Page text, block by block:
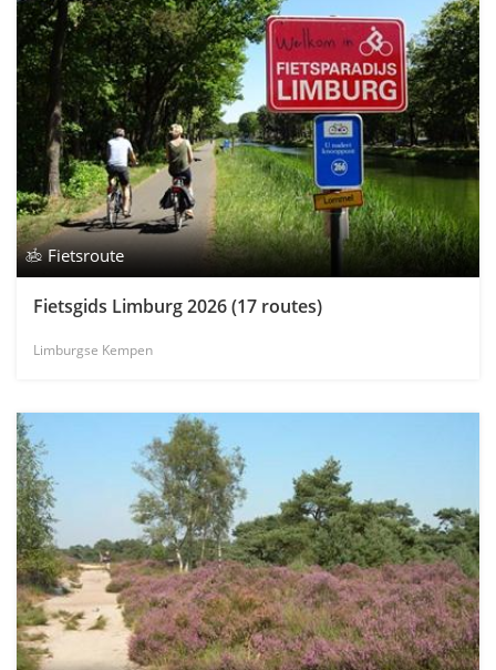
Fietsroute
Fietsgids Limburg 2026 (17 routes)
Limburgse Kempen